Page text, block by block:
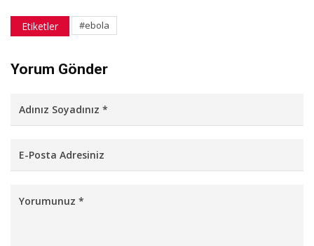
Etiketler #ebola
Yorum Gönder